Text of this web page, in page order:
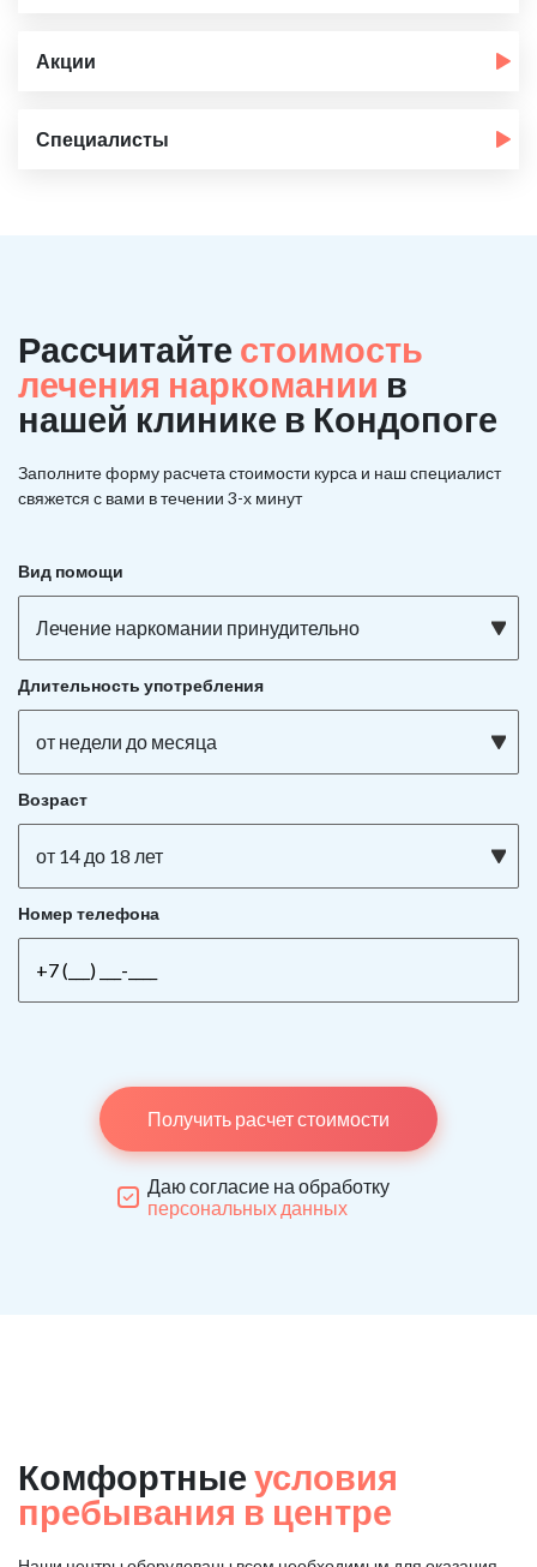
Акции
Специалисты
Рассчитайте стоимость
лечения наркомании в
нашей клинике в Кондопоге
Заполните форму расчета стоимости курса и наш специалист
свяжется с вами в течении 3-х минут
Вид помощи
Лечение наркомании принудительно
Длительность употребления
от недели до месяца
Возраст
от 14 до 18 лет
Номер телефона
Получить расчет стоимости
Даю согласие на обработку
персональных данных
Комфортные условия
пребывания в центре